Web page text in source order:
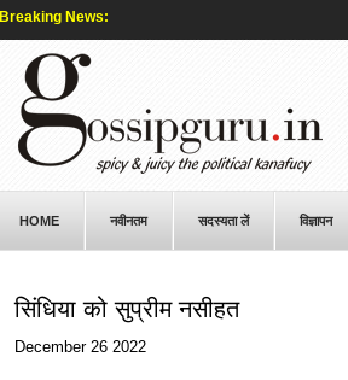
Breaking News:
HOME नवीनतम सदस्यता लें विज्ञापन
सिंधिया को सुप्रीम नसीहत
December 26 2022